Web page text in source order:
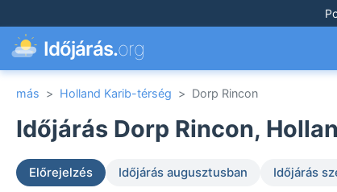
Időjárás.org
más > Holland Karib-térség > Dorp Rincon
Időjárás Dorp Rincon,
Előrejelzés Időjárás augusztusban Időjárás